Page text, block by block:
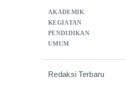
AKADEMIK
KEGIATAN
PENDIDIKAN
UMUM
Redaksi Terbaru